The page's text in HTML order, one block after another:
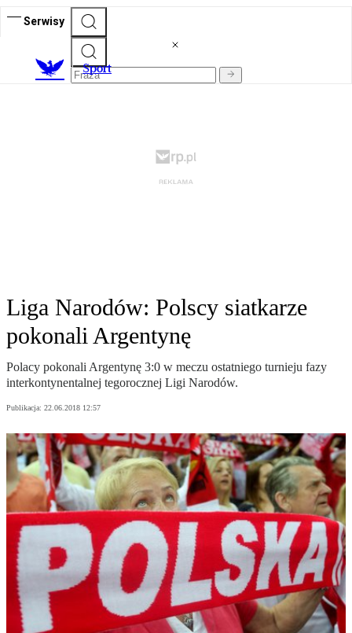
Serwisy
Sport
Liga Narodów: Polscy siatkarze
pokonali Argentynę
Polacy pokonali Argentynę 3:0 w meczu ostatniego turnieju fazy
interkontynentalnej tegorocznej Ligi Narodów.
Publikacja: 22.06.2018 12:57